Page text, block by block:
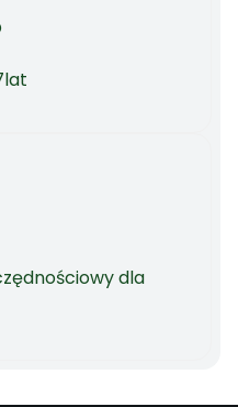
dla